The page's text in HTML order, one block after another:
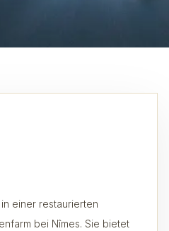
einer restaurierten
bei Nîmes. Sie bietet